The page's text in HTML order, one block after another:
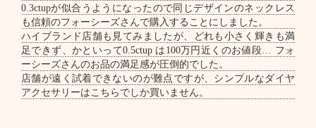
0.3ctupが似合うようになったので同じデザインのネックレス
も信頼のフォーシーズさんで購入することにしました。
ハイブランド店舗も見てみましたが、どれも小さく輝きも満
足できず、かといって0.5ctup は100万円近くのお値段… フォ
ーシーズさんのお品の満足感が圧倒的でした。
店舗が遠く試着できないのが難点ですが、シンプルなダイヤ
アクセサリーはこちらでしか買いません。